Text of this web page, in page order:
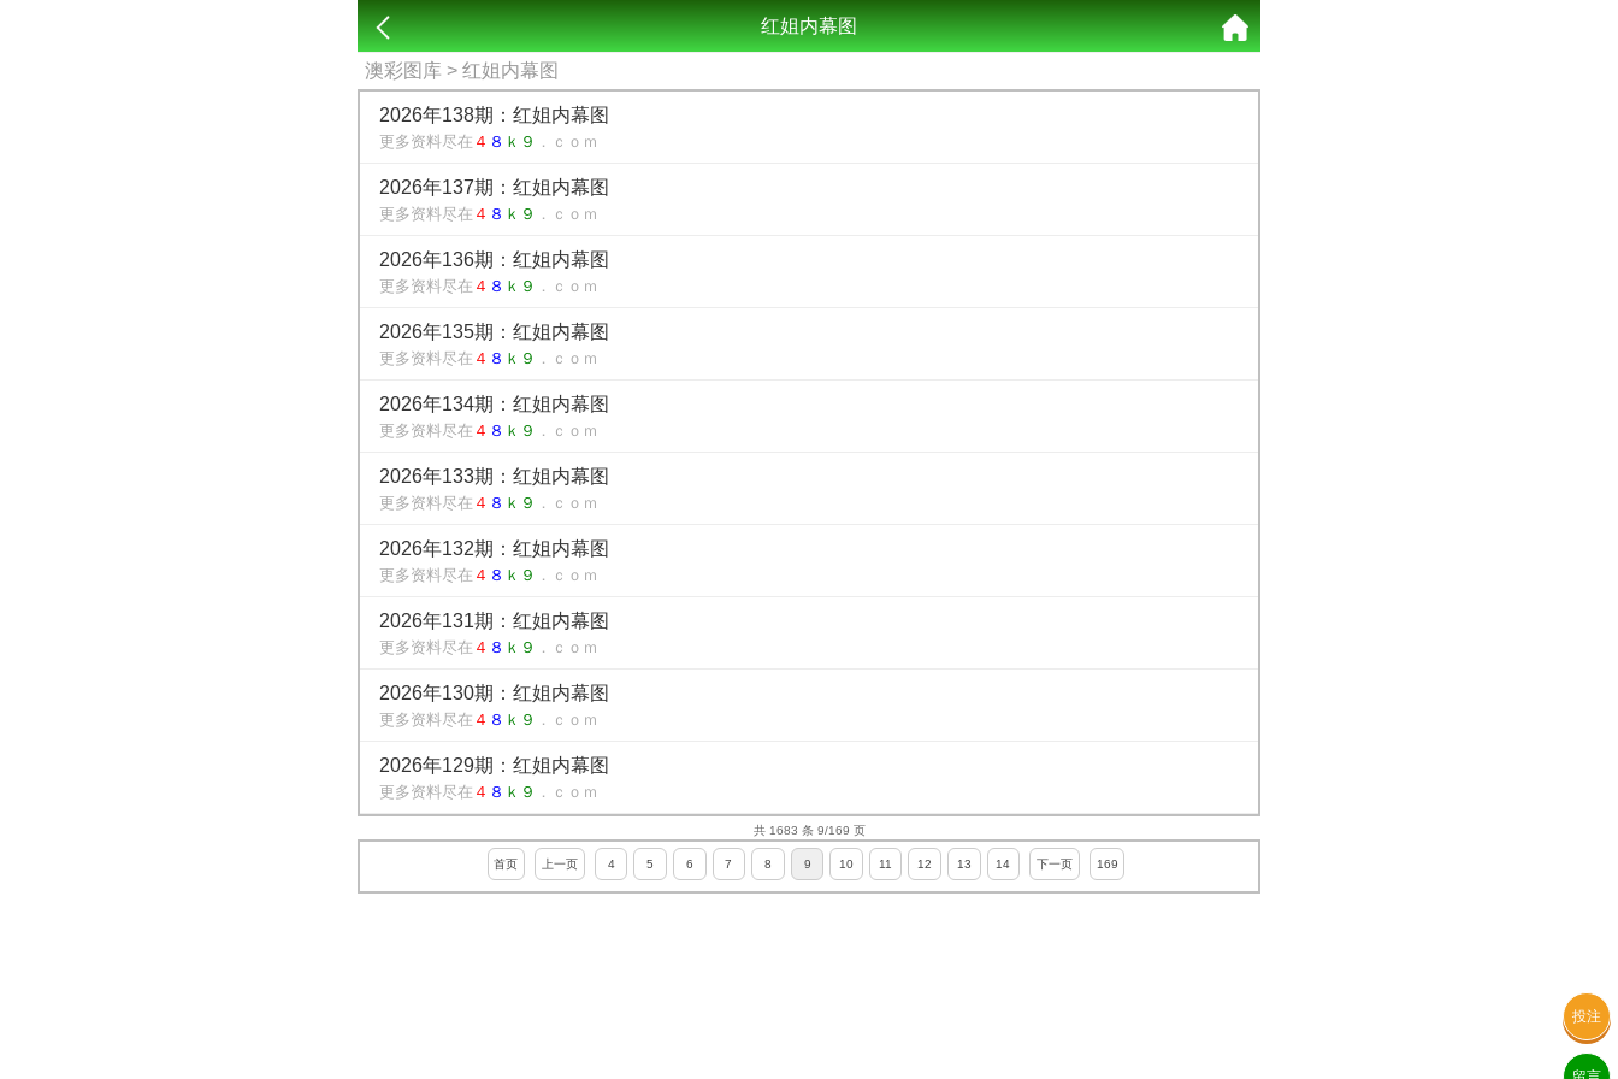
投注
红姐内幕图
澳彩图库 > 红姐内幕图
2026年138期：红姐内幕图
更多资料尽在 ４ ８ ｋ９ ．ｃｏｍ
2026年137期：红姐内幕图
更多资料尽在 ４ ８ ｋ９ ．ｃｏｍ
2026年136期：红姐内幕图
更多资料尽在 ４ ８ ｋ９ ．ｃｏｍ
2026年135期：红姐内幕图
更多资料尽在 ４ ８ ｋ９ ．ｃｏｍ
2026年134期：红姐内幕图
更多资料尽在 ４ ８ ｋ９ ．ｃｏｍ
2026年133期：红姐内幕图
更多资料尽在 ４ ８ ｋ９ ．ｃｏｍ
2026年132期：红姐内幕图
更多资料尽在 ４ ８ ｋ９ ．ｃｏｍ
2026年131期：红姐内幕图
更多资料尽在 ４ ８ ｋ９ ．ｃｏｍ
2026年130期：红姐内幕图
更多资料尽在 ４ ８ ｋ９ ．ｃｏｍ
2026年129期：红姐内幕图
更多资料尽在 ４ ８ ｋ９ ．ｃｏｍ
共 1683 条 9/169 页
首页 上一页 4 5 6 7 8 9 10 11 12 13 14 下一页 169